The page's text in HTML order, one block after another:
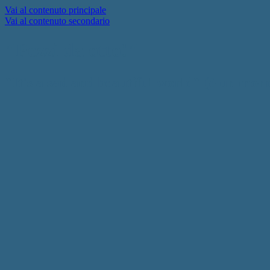
Vai al contenuto principale
Vai al contenuto secondario